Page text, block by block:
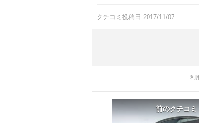
クチコミ投稿日:2017/11/07
利
前のクチコミ